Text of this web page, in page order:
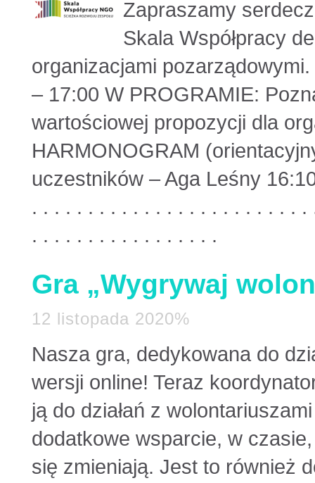
Zapraszamy
Skala Współpracy
organizacjami
– 17:00 W PROGRAMIE:
wartościowej propozycji dla
HARMONOGRAM
uczestników – Aga Leśny
. . . . . . . . . . . . . . . . . . . . . . . .
. . . . . . . . . . . . . . . . .
Gra „Wygrywaj
12 listopada 2020%
Nasza gra, dedykowana do
wersji online! Teraz
ją do działań z
dodatkowe wsparcie, w
się zmieniają. Jest to również